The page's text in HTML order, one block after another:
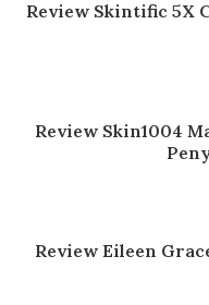
Review Skintific 5X
Review Skin1004
Review Eileen